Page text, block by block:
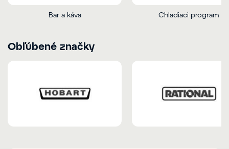
Bar a káva Chladiaci program
Obľúbené značky